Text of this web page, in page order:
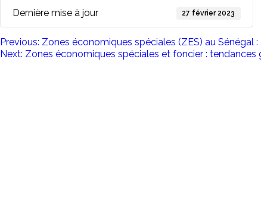
Dernière mise à jour 27 février 2023
Navigation
Previous: Zones économiques spéciales (ZES) au
Next: Zones économiques spéciales et foncier :